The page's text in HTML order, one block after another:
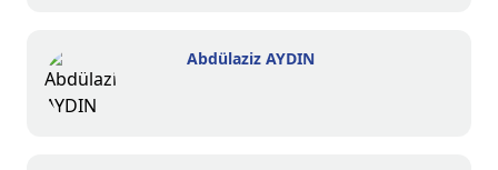
Abdülaziz AYDIN